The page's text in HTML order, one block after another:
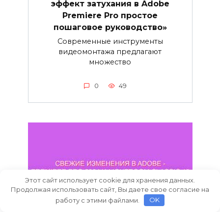
эффект затухания в Adobe
Premiere Pro простое
пошаговое руководство»
Современные инструменты
видеомонтажа предлагают
множество
0 49
Этот сайт использует cookie для хранения данных.
Продолжая использовать сайт, Вы даете свое согласие на
работу с этими файлами.
OK